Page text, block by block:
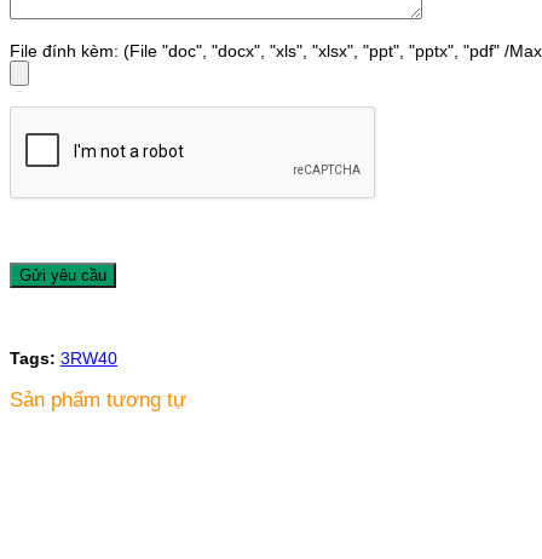
File đính kèm: (File "doc", "docx", "xls", "xlsx", "ppt", "pptx", "pdf" /
Tags: 3RW40
Sản phẩm tương tự